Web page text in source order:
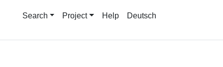
Search Project Help Deutsch